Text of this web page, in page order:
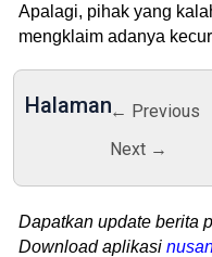
Apalagi, pihak yang
mengklaim adanya
Halaman← Previous
Next →
Dapatkan update berita
Download aplikasi